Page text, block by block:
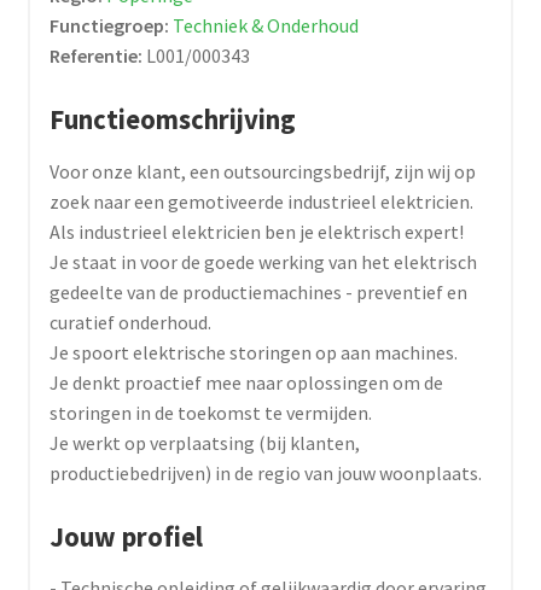
Functiegroep: Techniek & Onderhoud
Referentie: L001/000343
Functieomschrijving
Voor onze klant, een outsourcingsbedrijf, zijn wij op
zoek naar een gemotiveerde industrieel elektricien.
Als industrieel elektricien ben je elektrisch expert!
Je staat in voor de goede werking van het elektrisch
gedeelte van de productiemachines - preventief en
curatief onderhoud.
Je spoort elektrische storingen op aan machines.
Je denkt proactief mee naar oplossingen om de
storingen in de toekomst te vermijden.
Je werkt op verplaatsing (bij klanten,
productiebedrijven) in de regio van jouw woonplaats.
Jouw profiel